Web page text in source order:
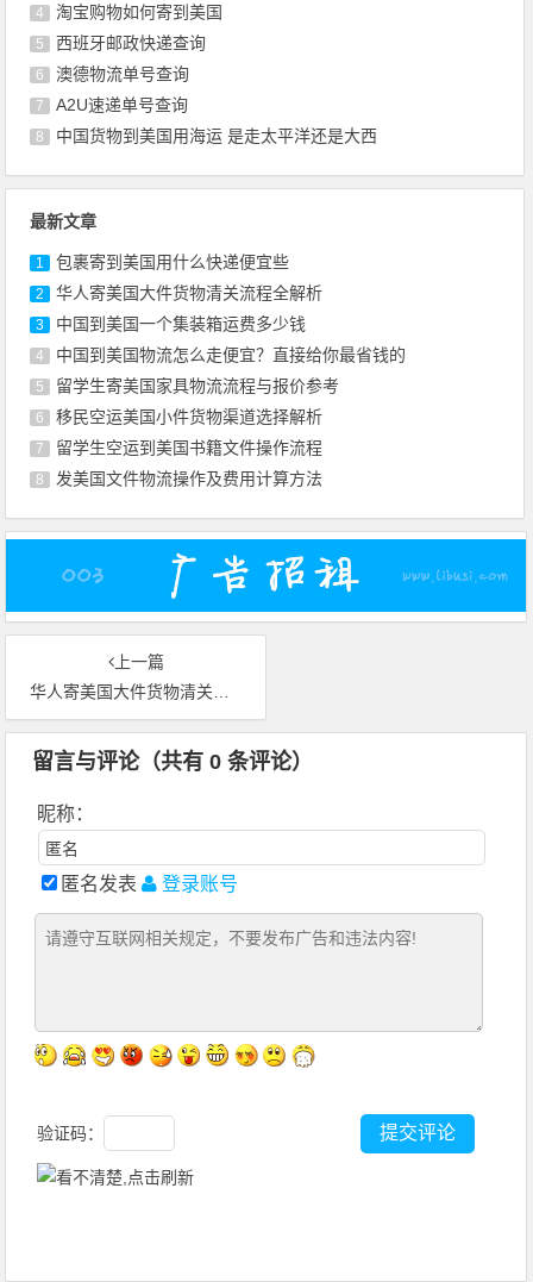
4 淘宝购物如何寄到美国
5 西班牙邮政快递查询
6 澳德物流单号查询
7 A2U速递单号查询
8 中国货物到美国用海运 是走太平洋还是大西
最新文章
1 包裹寄到美国用什么快递便宜些
2 华人寄美国大件货物清关流程全解析
3 中国到美国一个集装箱运费多少钱
4 中国到美国物流怎么走便宜？直接给你最省钱的
5 留学生寄美国家具物流流程与报价参考
6 移民空运美国小件货物渠道选择解析
7 留学生空运到美国书籍文件操作流程
8 发美国文件物流操作及费用计算方法
上一篇
华人寄美国大件货物清关流程全解析
留言与评论（共有0 条评论）
昵称：
匿名发表 登录账号
验证码：